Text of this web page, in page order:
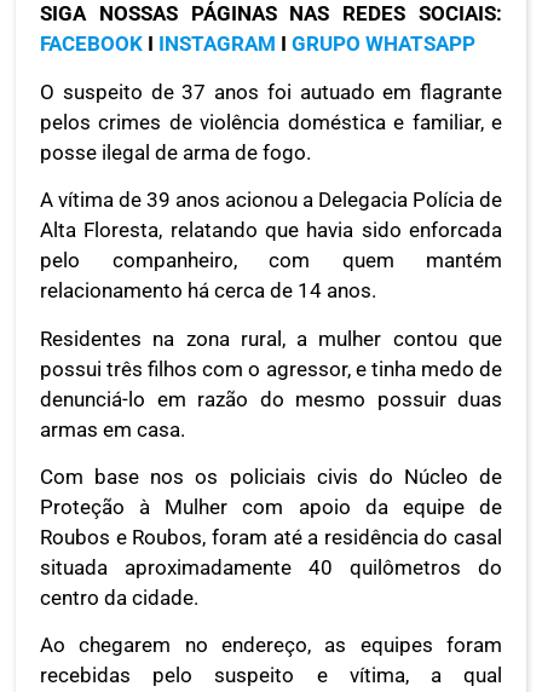
SIGA NOSSAS PÁGINAS NAS REDES SOCIAIS:
FACEBOOK I INSTAGRAM I GRUPO WHATSAPP
O suspeito de 37 anos foi autuado em flagrante
pelos crimes de violência doméstica e familiar, e
posse ilegal de arma de fogo.
A vítima de 39 anos acionou a Delegacia Polícia de
Alta Floresta, relatando que havia sido enforcada
pelo companheiro, com quem mantém
relacionamento há cerca de 14 anos.
Residentes na zona rural, a mulher contou que
possui três filhos com o agressor, e tinha medo de
denunciá-lo em razão do mesmo possuir duas
armas em casa.
Com base nos os policiais civis do Núcleo de
Proteção à Mulher com apoio da equipe de
Roubos e Roubos, foram até a residência do casal
situada aproximadamente 40 quilômetros do
centro da cidade.
Ao chegarem no endereço, as equipes foram
recebidas pelo suspeito e vítima, a qual